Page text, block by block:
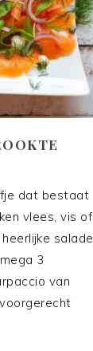
dat bestaat
vlees, vis of
salade
3
van